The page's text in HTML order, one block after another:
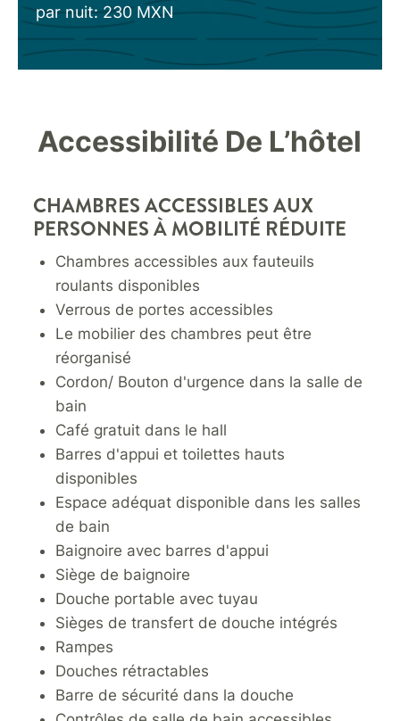
par nuit: 230 MXN
Accessibilité De L’hôtel
CHAMBRES ACCESSIBLES AUX
PERSONNES À MOBILITÉ RÉDUITE
Chambres accessibles aux fauteuils
roulants disponibles
Verrous de portes accessibles
Le mobilier des chambres peut être
réorganisé
Cordon/ Bouton d'urgence dans la salle de
bain
Café gratuit dans le hall
Barres d'appui et toilettes hauts
disponibles
Espace adéquat disponible dans les salles
de bain
Baignoire avec barres d'appui
Siège de baignoire
Douche portable avec tuyau
Sièges de transfert de douche intégrés
Rampes
Douches rétractables
Barre de sécurité dans la douche